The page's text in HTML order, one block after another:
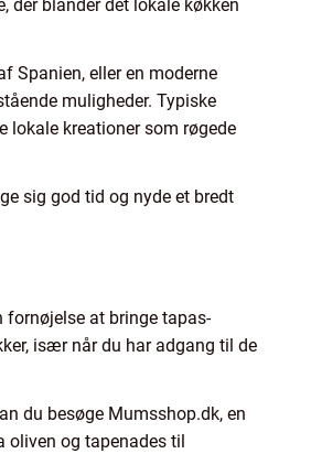
der blander det lokale køkken
Spanien, eller en moderne
muligheder. Typiske
lokale kreationer som røgede
sig god tid og nyde et bredt
at bringe tapas-
især når du har adgang til de
du besøge Mumsshop.dk, en
og tapenades til